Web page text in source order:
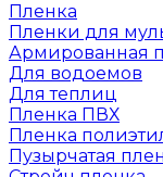
Пленка
Пленки для
Армированная
Для водоемов
Для теплиц
Пленка ПВХ
Пленка
Пузырчатая